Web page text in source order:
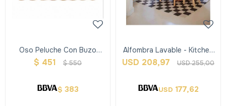
Oso Peluche Con Buzo
30cm
$ 451 $ 550
$ 383
Alfombra Lavable - Kitchen
Tiles - Negro - Lorena
USD 208,97 USD255,00
USD 177,62